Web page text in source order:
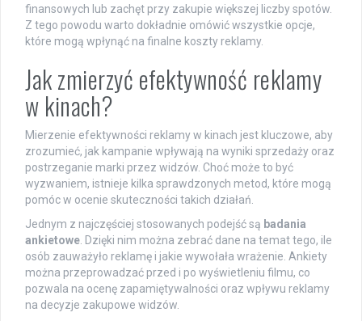
finansowych lub zachęt przy zakupie większej liczby spotów.
Z tego powodu warto dokładnie omówić wszystkie opcje,
które mogą wpłynąć na finalne koszty reklamy.
Jak zmierzyć efektywność reklamy
w kinach?
Mierzenie efektywności reklamy w kinach jest kluczowe, aby
zrozumieć, jak kampanie wpływają na wyniki sprzedaży oraz
postrzeganie marki przez widzów. Choć może to być
wyzwaniem, istnieje kilka sprawdzonych metod, które mogą
pomóc w ocenie skuteczności takich działań.
Jednym z najczęściej stosowanych podejść są badania
ankietowe . Dzięki nim można zebrać dane na temat tego, ile
osób zauważyło reklamę i jakie wywołała wrażenie. Ankiety
można przeprowadzać przed i po wyświetleniu filmu, co
pozwala na ocenę zapamiętywalności oraz wpływu reklamy
na decyzje zakupowe widzów.